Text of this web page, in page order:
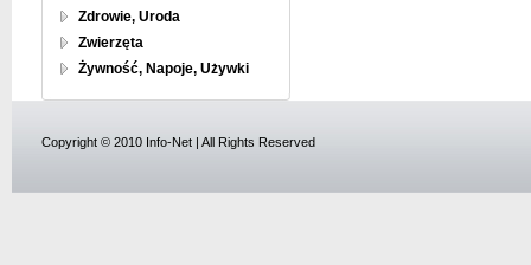
Zdrowie, Uroda
Zwierzęta
Żywność, Napoje, Używki
Copyright © 2010 Info-Net | All Rights Reserved